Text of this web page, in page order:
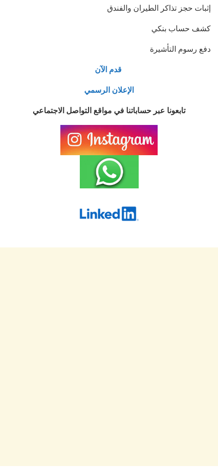
إثبات حجز تذاكر الطيران والفندق
كشف حساب بنكي
دفع رسوم التأشيرة
قدم الآن
الإعلان الرسمي
تابعونا عبر حساباتنا في مواقع التواصل الاجتماعي